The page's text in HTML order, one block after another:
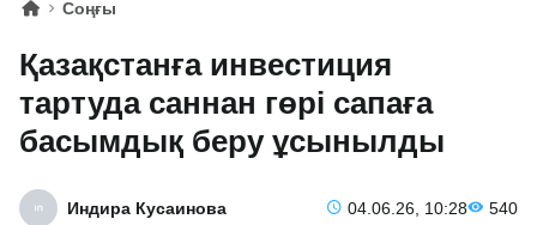
Соңғы
Қазақстанға инвестиция
тартуда саннан гөрі сапаға
басымдық беру ұсынылды
Индира Кусаинова 04.06.26, 10:28 540